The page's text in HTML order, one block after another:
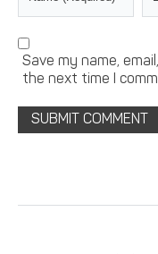
Save my name,
the next time I